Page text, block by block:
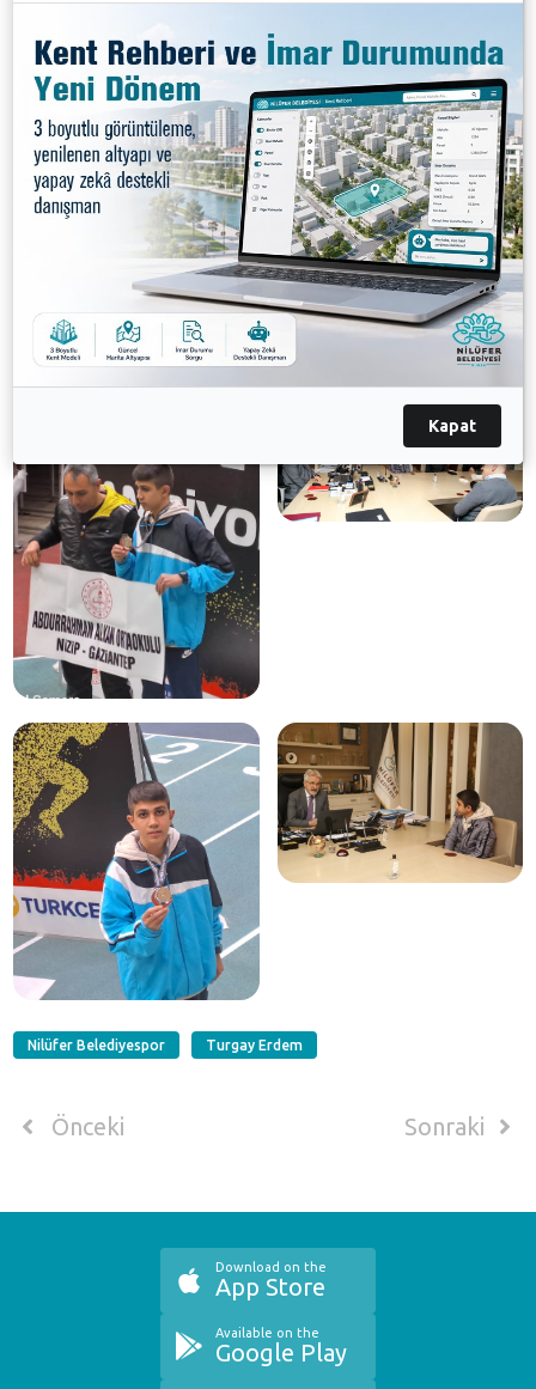
Başkan Erdem’e yeni şampiyonluklar için başarı sözü
verdi.
Furkan Polat’ı kulüpte görmekten duyduğu
memnuniyeti ifade eden Başkan Turgay Erdem, bir
daha bu tarz acılar yaşanmaması dileğinde bulundu.
Furkan’ın başarılı olacağına inandığını belirten Erdem,
kulüp olarak her zaman sporcunun yanında
olduklarını söyledi.
Galeri
Nilüfer Belediyespor Turgay Erdem
Önceki Sonraki
Download on the
App Store
Available on the
Google Play
Kapat